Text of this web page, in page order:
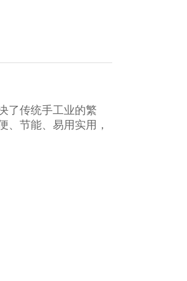
了传统手工业的繁
、节能、易用实用，